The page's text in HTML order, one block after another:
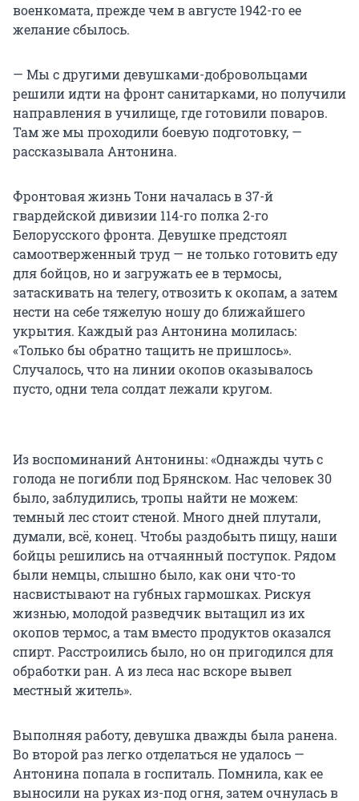
военкомата, прежде чем в августе 1942-го ее
желание сбылось.
— Мы с другими девушками-добровольцами
решили идти на фронт санитарками, но получили
направления в училище, где готовили поваров.
Там же мы проходили боевую подготовку, —
рассказывала Антонина.
Фронтовая жизнь Тони началась в 37-й
гвардейской дивизии 114-го полка 2-го
Белорусского фронта. Девушке предстоял
самоотверженный труд — не только готовить еду
для бойцов, но и загружать ее в термосы,
затаскивать на телегу, отвозить к окопам, а затем
нести на себе тяжелую ношу до ближайшего
укрытия. Каждый раз Антонина молилась:
«Только бы обратно тащить не пришлось».
Случалось, что на линии окопов оказывалось
пусто, одни тела солдат лежали кругом.
Из воспоминаний Антонины: «Однажды чуть с
голода не погибли под Брянском. Нас человек 30
было, заблудились, тропы найти не можем:
темный лес стоит стеной. Много дней плутали,
думали, всё, конец. Чтобы раздобыть пищу, наши
бойцы решились на отчаянный поступок. Рядом
были немцы, слышно было, как они что-то
насвистывают на губных гармошках. Рискуя
жизнью, молодой разведчик вытащил из их
окопов термос, а там вместо продуктов оказался
спирт. Расстроились было, но он пригодился для
обработки ран. А из леса нас вскоре вывел
местный житель».
Выполняя работу, девушка дважды была ранена.
Во второй раз легко отделаться не удалось —
Антонина попала в госпиталь. Помнила, как ее
выносили на руках из-под огня, затем очнулась в